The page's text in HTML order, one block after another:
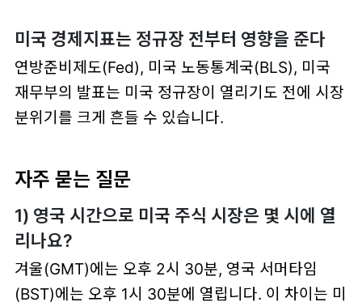
미국 경제지표는 정규장 전부터 영향을 준다
연방준비제도(Fed), 미국 노동통계국(BLS), 미국
재무부의 발표는 미국 정규장이 열리기도 전에 시장
분위기를 크게 흔들 수 있습니다.
자주 묻는 질문
1) 영국 시간으로 미국 주식 시장은 몇 시에 열
리나요?
겨울(GMT)에는 오후 2시 30분, 영국 서머타임
(BST)에는 오후 1시 30분에 열립니다. 이 차이는 미